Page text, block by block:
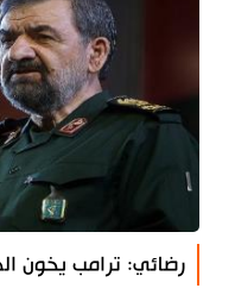
رضائي: ترامب يخون